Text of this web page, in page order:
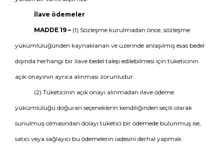
İlave ödemeler
MADDE 19 –(1) Sözleşme kurulmadan önce, sözleşme
yükümlülüğünden kaynaklanan ve üzerinde anlaşılmış esas bedel
dışında herhangi bir ilave bedel talep edilebilmesi için tüketicinin
açık onayının ayrıca alınması zorunludur.
(2) Tüketicinin açık onayı alınmadan ilave ödeme
yükümlülüğü doğuran seçeneklerin kendiliğinden seçili olarak
sunulmuş olmasından dolayı tüketici bir ödemede bulunmuş ise,
satıcı veya sağlayıcı bu ödemelerin iadesini derhal yapmak